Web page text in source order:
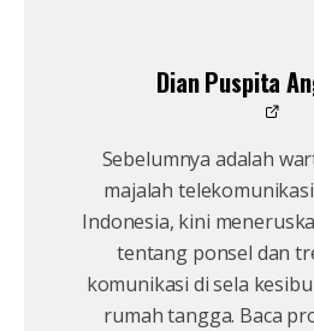
Dian Puspita
Sebelumnya adalah
majalah
Indonesia, kini
tentang ponsel dan
komunikasi di sela
rumah tangga. Baca